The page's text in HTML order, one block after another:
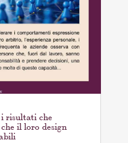
risultati che
il loro design